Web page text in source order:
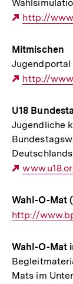
Externer
http://
Mitmischen
Jugendportal
Externer
http://
U18
Jugendliche
Externer
Wahl-O-Mat
Interner
http://
Wahl-O-Mat
Mats im